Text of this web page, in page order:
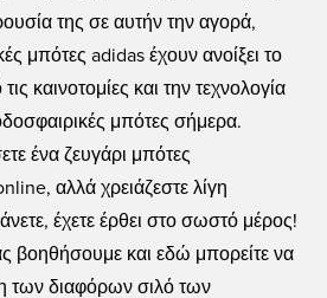
της σε αυτήν την αγορά,
μπότες adidas έχουν ανοίξει το
καινοτομίες και την τεχνολογία
μπότες σήμερα.
ένα ζευγάρι μπότες
αλλά χρειάζεστε λίγη
έχετε έρθει στο σωστό μέρος!
βοηθήσουμε και εδώ μπορείτε να
των διαφόρων σιλό των